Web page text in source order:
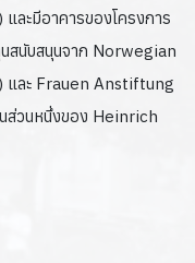
ะมีอาคารของโครงการ
สนับสนุนจาก Norwegian
และ Frauen Anstiftung
ส่วนหนึ่งของ Heinrich